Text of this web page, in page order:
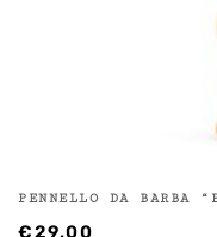
PENNELLO DA BARBA
€29,00